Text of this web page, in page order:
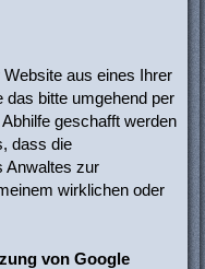
aus eines Ihrer
das bitte umgehend per
geschafft werden
dass die
Anwaltes zur
wirklichen oder
von Google